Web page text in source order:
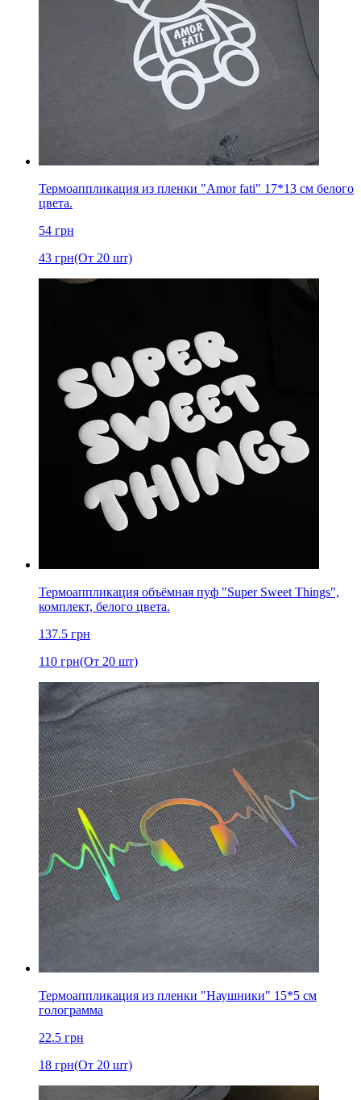
Термоаппликация из пленки "Amor fati" 17*13 см белого
цвета.
54 грн
43 грн(От 20 шт)
Термоаппликация объёмная пуф "Super Sweet Things",
комплект, белого цвета.
137.5 грн
110 грн(От 20 шт)
Термоаппликация из пленки "Наушники" 15*5 см
голограмма
22.5 грн
18 грн(От 20 шт)